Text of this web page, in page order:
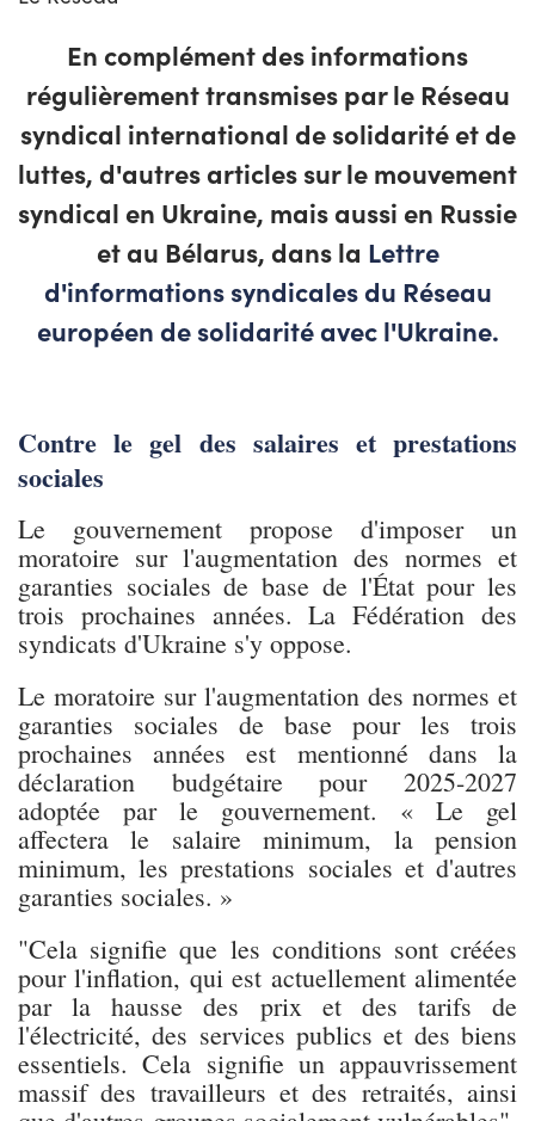
En complément des informations
régulièrement transmises par leRéseau
syndical international de solidarité et de
luttes, d'autres articles sur le mouvement
syndical en Ukraine, mais aussi en Russie
et au Bélarus, dans la Lettre
d'informations syndicales du Réseau
européen de solidarité avec l'Ukraine.
Contre le gel des salaires et prestations
sociales
Le gouvernement propose d'imposer un
moratoire sur l'augmentation des normes et
garanties sociales de base de l'État pour les
trois prochaines années. La Fédération des
syndicats d'Ukraine s'y oppose.
Le moratoire sur l'augmentation des normes et
garanties sociales de base pour les trois
prochaines années est mentionné dans la
déclaration budgétaire pour 2025-2027
adoptée par le gouvernement. « Le gel
affectera le salaire minimum, la pension
minimum, les prestations sociales et d'autres
garanties sociales. »
"Cela signifie que les conditions sont créées
pour l'inflation, qui est actuellement alimentée
par la hausse des prix et des tarifs de
l'électricité, des services publics et des biens
essentiels. Cela signifie un appauvrissement
massif des travailleurs et des retraités, ainsi